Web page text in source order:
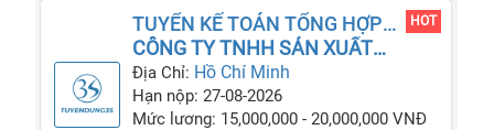
TUYỂN KẾ TOÁN TỔNG HỢP
LƯƠNG TỪ 15-20 TRIỆU
CÔNG TY TNHH SẢN XUẤT
THƯƠNG MẠI DỊCH VỤ NHỰA KIM
NGUYÊN
Địa Chỉ: Hồ Chí Minh
Hạn nộp: 27-08-2026
Mức lương: 15,000,000 - 20,000,000 VNĐ
HOT